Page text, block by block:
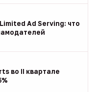
Ad Serving: что
во II квартале